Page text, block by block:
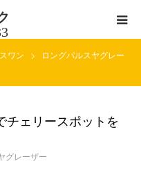
ワン
ロングパルスヤグレー
チェリースポットを
グレーザー